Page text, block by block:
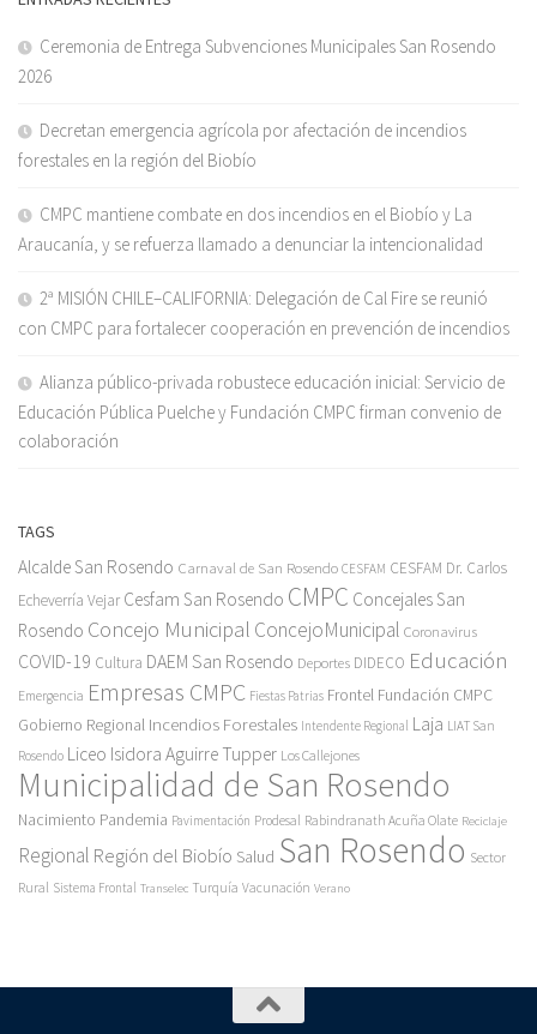
Ceremonia de Entrega Subvenciones Municipales San Rosendo
2026
Decretan emergencia agrícola por afectación de incendios
forestales en la región del Biobío
CMPC mantiene combate en dos incendios en el Biobío y La
Araucanía, y se refuerza llamado a denunciar la intencionalidad
2ª MISIÓN CHILE–CALIFORNIA: Delegación de Cal Fire se reunió
con CMPC para fortalecer cooperación en prevención de incendios
Alianza público-privada robustece educación inicial: Servicio de
Educación Pública Puelche y Fundación CMPC firman convenio de
colaboración
TAGS
Alcalde San Rosendo Carnaval de San Rosendo CESFAM CESFAM Dr. Carlos
Echeverría Vejar Cesfam San Rosendo CMPC Concejales San
Rosendo Concejo Municipal ConcejoMunicipal Coronavirus
COVID-19 Cultura DAEM San Rosendo Deportes DIDECO Educación
Emergencia Empresas CMPC Fiestas Patrias Frontel Fundación CMPC
Gobierno Regional Incendios Forestales Intendente Regional Laja LIAT San
Rosendo Liceo Isidora Aguirre Tupper Los Callejones
Municipalidad de San Rosendo
Nacimiento Pandemia Pavimentación Prodesal Rabindranath Acuña Olate Reciclaje
Regional Región del Biobío Salud San Rosendo Sector
Rural Sistema Frontal Transelec Turquía Vacunación Verano